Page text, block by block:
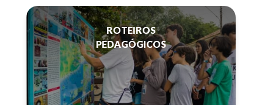
ROTEIROS
PEDAGÓGICOS